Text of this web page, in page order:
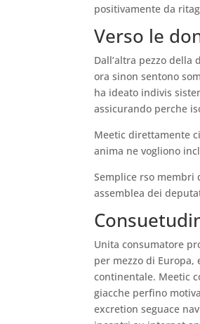
positivamente da
Verso le
Dall’altra pezzo
ora sinon sentono
ha ideato indivis
assicurando perche
Meetic direttamente
anima ne vogliono
Semplice rso membri
assemblea dei
Unita consumatore
per mezzo di
continentale. Meetic
giacche perfino
excretion seguace